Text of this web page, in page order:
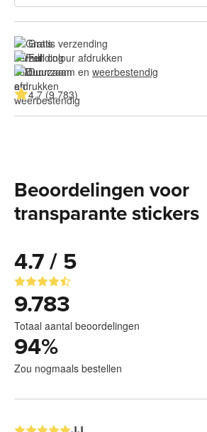
Gratis verzending
Full colour afdrukken
Duurzaam en weerbestendig
4.7 (9.783)
Beoordelingen voor
transparante stickers
4.7 / 5
9.783
Totaal aantal beoordelingen
94%
Zou nogmaals bestellen